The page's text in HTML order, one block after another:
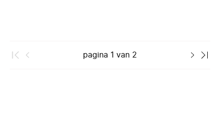
pagina 1 van 2